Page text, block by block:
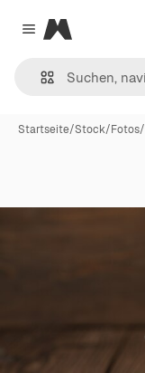
Close menu
Magnific
Startseite/Stock/Fotos/